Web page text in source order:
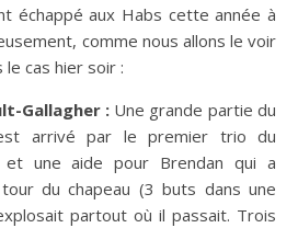
échappé aux Habs cette année à
comme nous allons le voir
le cas hier soir :
Gallagher :Une grande partie du
arrivé par le premier trio du
et une aide pour Brendan qui a
du chapeau (3 buts dans une
partout où il passait. Trois